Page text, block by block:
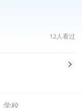
12人看过
学校